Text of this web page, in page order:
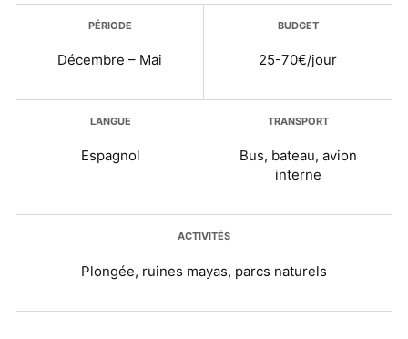
Plus d’infos
PÉRIODE
Décembre – Mai
BUDGET
25-70€/jour
LANGUE
Espagnol
TRANSPORT
Bus, bateau, avion
interne
ACTIVITÉS
Plongée, ruines mayas, parcs naturels